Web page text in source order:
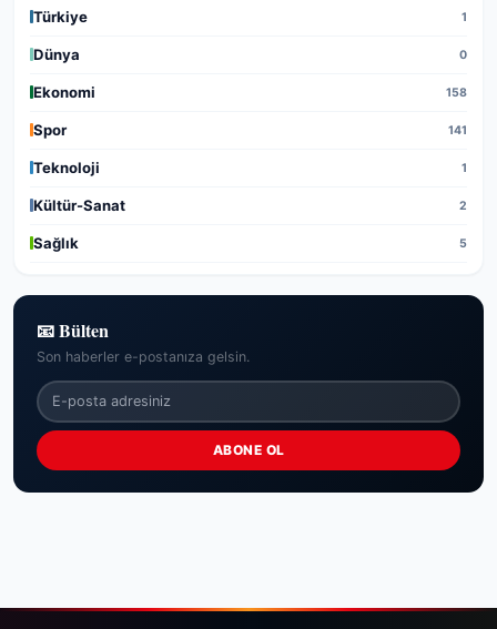
Türkiye 1
Dünya 0
Ekonomi 158
Spor 141
Teknoloji 1
Kültür-Sanat 2
Sağlık 5
📧 Bülten
Son haberler e-postanıza gelsin.
ABONE OL